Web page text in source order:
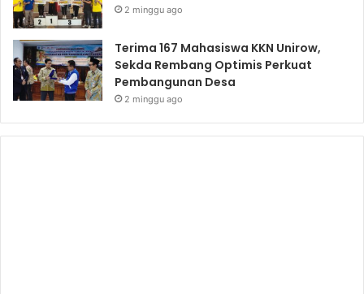
2 minggu ago
Terima 167 Mahasiswa KKN Unirow,
Sekda Rembang Optimis Perkuat
Pembangunan Desa
2 minggu ago